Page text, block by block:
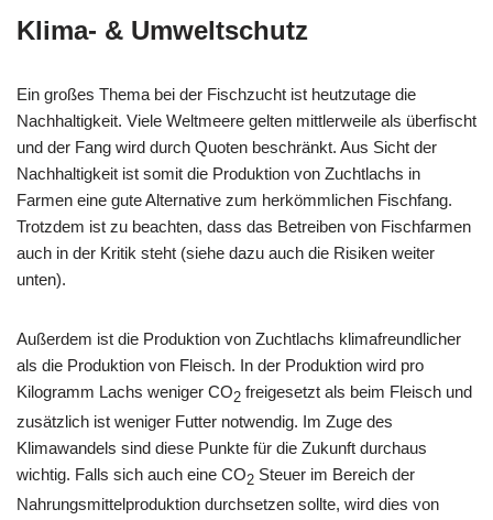
Klima- & Umweltschutz
Ein großes Thema bei der Fischzucht ist heutzutage die
Nachhaltigkeit. Viele Weltmeere gelten mittlerweile als überfischt
und der Fang wird durch Quoten beschränkt. Aus Sicht der
Nachhaltigkeit ist somit die Produktion von Zuchtlachs in
Farmen eine gute Alternative zum herkömmlichen Fischfang.
Trotzdem ist zu beachten, dass das Betreiben von Fischfarmen
auch in der Kritik steht (siehe dazu auch die Risiken weiter
unten).
Außerdem ist die Produktion von Zuchtlachs klimafreundlicher
als die Produktion von Fleisch. In der Produktion wird pro
Kilogramm Lachs weniger CO2 freigesetzt als beim Fleisch und
zusätzlich ist weniger Futter notwendig. Im Zuge des
Klimawandels sind diese Punkte für die Zukunft durchaus
wichtig. Falls sich auch eine CO2 Steuer im Bereich der
Nahrungsmittelproduktion durchsetzen sollte, wird dies von